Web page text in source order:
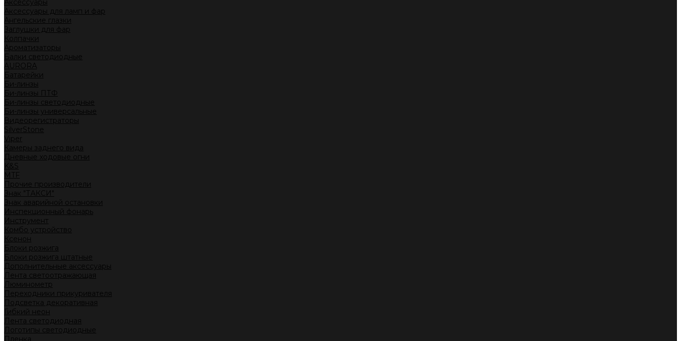
Аксессуары
Аксессуары для ламп и фар
Ангельские глазки
Заглушки для фар
Колпачки
Ароматизаторы
Балки светодиодные
AURORA
Батарейки
Би-линзы
Би-линзы ПТФ
Би-линзы светодиодные
Би-линзы универсальные
Видеорегистраторы
SilverStone
Viper
Камеры заднего вида
Дневные ходовые огни
K&S
MTF
Прочие производители
Знак "ТАКСИ"
Знак аварийной остановки
Инспекционный фонарь
Инструмент
Комбо устройство
Ксенон
Блоки розжига
Блоки розжига штатные
Дополнительные аксессуары
Лента светоотражающая
Люминометр
Переходники прикуривателя
Подсветка декоративная
Гибкий неон
Лента светодиодная
Логотипы светодиодные
Пленка